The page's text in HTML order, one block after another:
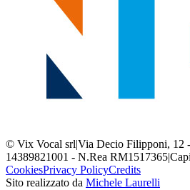
© Vix Vocal srl|Via Decio Filipponi, 12
14389821001 - N.Rea RM1517365|
CookiesPrivacy PolicyCredits
Sito realizzato da Michele Laurelli